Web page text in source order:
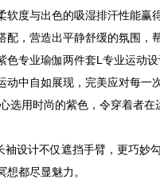
软度与出色的吸湿排汗性能赢
配，营造出平静舒缓的氛围，
色专业瑜伽两件套L专业运动
动中自如展现，完美应对每一
选用时尚的紫色，令穿着者
袖设计不仅遮挡手臂，更巧妙
都尽显魅力。